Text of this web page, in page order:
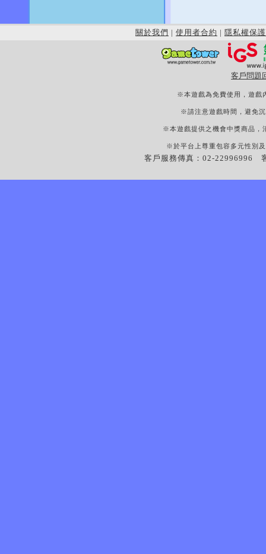
關於我們 | 使用者合約 | 隱私權保護
客戶問題
※本遊戲為免費使用，遊戲
※請注意遊戲時間，避免
※本遊戲提供之機會中獎商品，
※於平台上尊重包容多元性別
客戶服務傳真：02-22996996